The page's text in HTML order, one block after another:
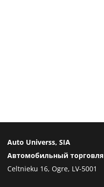
Auto Universs, SIA
Автомобильный торговля
Celtnieku 16, Ogre, LV-5001